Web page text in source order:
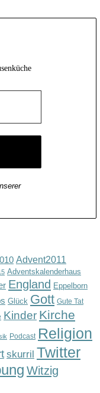
Advent2011
Adventskalenderhaus
England Eppelborn
Glück Gott Gute Tat
Kinder Kirche
Podcast Religion
skurril Twitter
Witzig